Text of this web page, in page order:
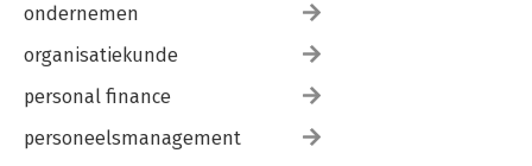
ondernemen
organisatiekunde
personal finance
personeelsmanagement